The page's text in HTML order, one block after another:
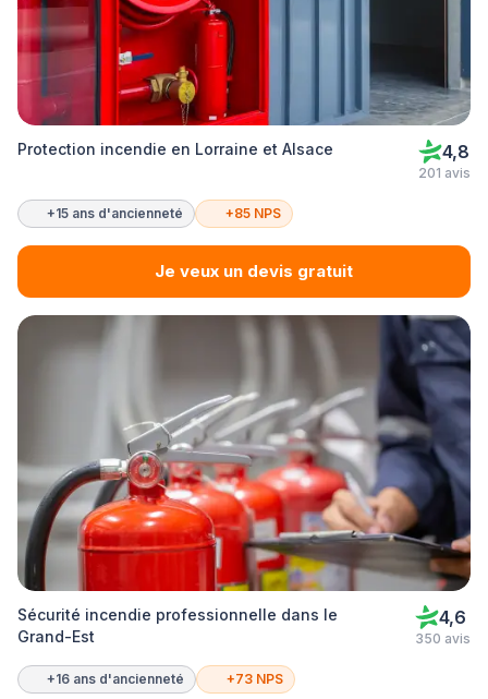
Protection incendie en Lorraine et Alsace 4,8
201 avis
+15 ans d'ancienneté +85 NPS
Je veux un devis gratuit
Sécurité incendie professionnelle dans le
Grand-Est
4,6
350 avis
+16 ans d'ancienneté +73 NPS